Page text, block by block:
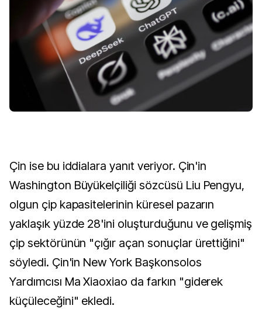
Çin ise bu iddialara yanıt veriyor. Çin'in
Washington Büyükelçiliği sözcüsü Liu Pengyu,
olgun çip kapasitelerinin küresel pazarın
yaklaşık yüzde 28'ini oluşturduğunu ve gelişmiş
çip sektörünün "çığır açan sonuçlar ürettiğini"
söyledi. Çin'in New York Başkonsolos
Yardımcısı Ma Xiaoxiao da farkın "giderek
küçüleceğini" ekledi.